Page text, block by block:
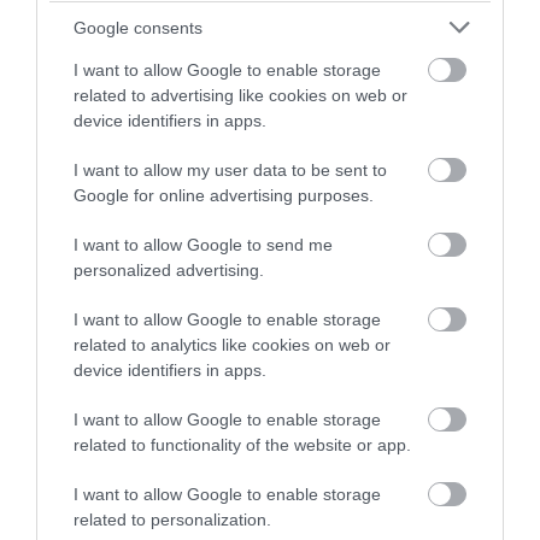
Google consents
I want to allow Google to enable storage
related to advertising like cookies on web or
device identifiers in apps.
I want to allow my user data to be sent to
Google for online advertising purposes.
I want to allow Google to send me
personalized advertising.
I want to allow Google to enable storage
related to analytics like cookies on web or
device identifiers in apps.
I want to allow Google to enable storage
related to functionality of the website or app.
I want to allow Google to enable storage
related to personalization.
Vilmos herceg és Katalin hercegné
Pete Hancock/Shutterstock
A hercegné akkor arról is beszélt, hogy a betegség
legegyszerűbb, mégis legfontosabb dolgaira.Arra,
hálásak legyenek a szeretetért, és azért,
hogy szerethetnek másokat .Vilmos herceg
korábban szintén beszélt arról, hogyan próbálták
MiközbenGyörgy herceg ,Sarolta hercegnő és
Lajos herceg próbáltak alkalmazkodni az új
helyzethez, ő igyekezett biztonságot és stabilitást
teremteni a mindennapokban.
őszinte családként próbálnak beszélni arról, ami
aggasztja vagy nyomasztja őket. Hozzátette, hogy